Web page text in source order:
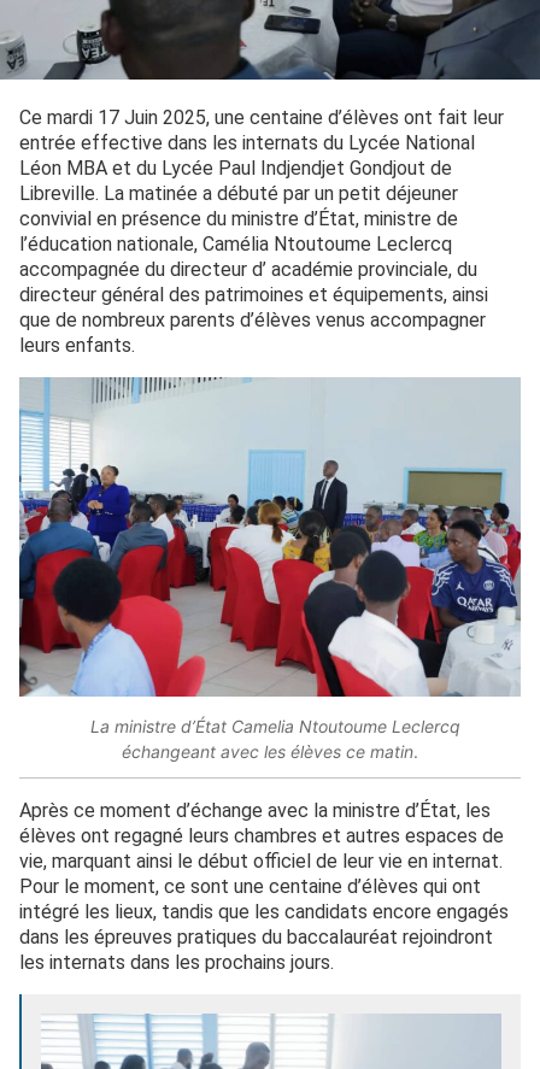
Ce mardi 17 Juin 2025, une centaine d’élèves ont fait leur
entrée effective dans les internats du Lycée National
Léon MBA et du Lycée Paul Indjendjet Gondjout de
Libreville. La matinée a débuté par un petit déjeuner
convivial en présence du ministre d’État, ministre de
l’éducation nationale, Camélia Ntoutoume Leclercq
accompagnée du directeur d’ académie provinciale, du
directeur général des patrimoines et équipements, ainsi
que de nombreux parents d’élèves venus accompagner
leurs enfants.
La ministre d’État Camelia Ntoutoume Leclercq
échangeant avec les élèves ce matin.
Après ce moment d’échange avec la ministre d’État, les
élèves ont regagné leurs chambres et autres espaces de
vie, marquant ainsi le début officiel de leur vie en internat.
Pour le moment, ce sont une centaine d’élèves qui ont
intégré les lieux, tandis que les candidats encore engagés
dans les épreuves pratiques du baccalauréat rejoindront
les internats dans les prochains jours.